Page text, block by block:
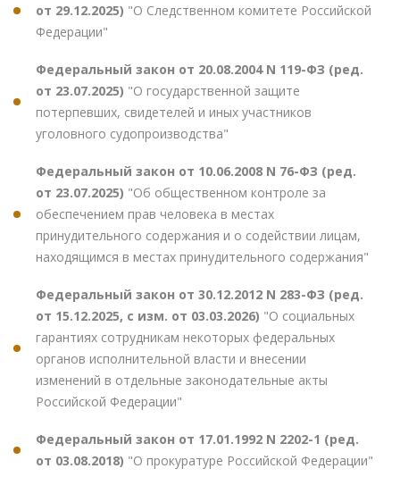
от 29.12.2025) "О Следственном комитете Российской
Федерации"
Федеральный закон от 20.08.2004 N 119-ФЗ (ред.
от 23.07.2025) "О государственной защите
потерпевших, свидетелей и иных участников
уголовного судопроизводства"
Федеральный закон от 10.06.2008 N 76-ФЗ (ред.
от 23.07.2025) "Об общественном контроле за
обеспечением прав человека в местах
принудительного содержания и о содействии лицам,
находящимся в местах принудительного содержания"
Федеральный закон от 30.12.2012 N 283-ФЗ (ред.
от 15.12.2025, с изм. от 03.03.2026) "О социальных
гарантиях сотрудникам некоторых федеральных
органов исполнительной власти и внесении
изменений в отдельные законодательные акты
Российской Федерации"
Федеральный закон от 17.01.1992 N 2202-1 (ред.
от 03.08.2018) "О прокуратуре Российской Федерации"